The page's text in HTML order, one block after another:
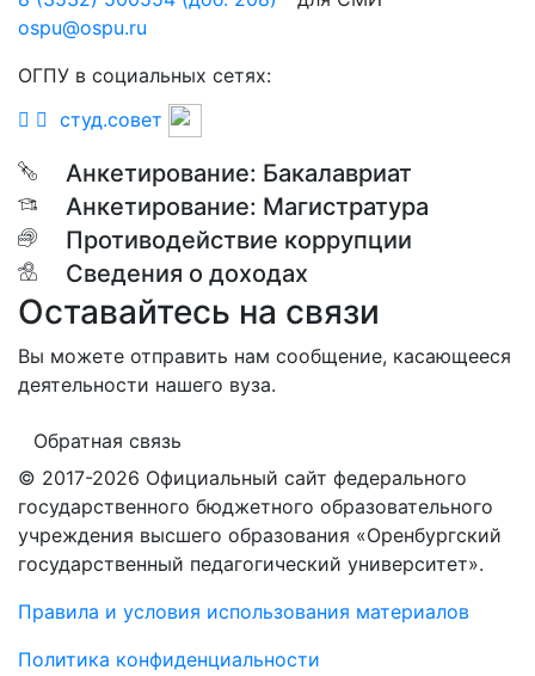
ospu@ospu.ru
ОГПУ в социальных сетях:
студ.совет
Анкетирование: Бакалавриат
Анкетирование: Магистратура
Противодействие коррупции
Сведения о доходах
Оставайтесь на связи
Вы можете отправить нам сообщение, касающееся
деятельности нашего вуза.
Обратная связь
© 2017-2026 Официальный сайт федерального
государственного бюджетного образовательного
учреждения высшего образования «Оренбургский
государственный педагогический университет».
Правила и условия использования материалов
Политика конфиденциальности